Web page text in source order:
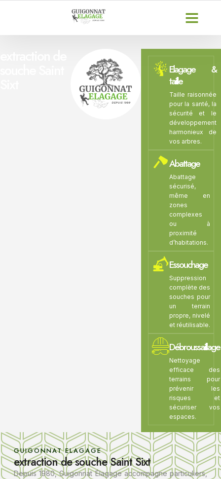
Elagage &
taille
Taille raisonnée
pour la santé, la
sécurité et le
développement
harmonieux de
vos arbres.
Abattage
Abattage
sécurisé,
même en
zones
complexes
ou à
proximité
d’habitations.
Essouchage
Suppression
complète des
souches pour
un terrain
propre, nivelé
et réutilisable.
Débroussaillage
Nettoyage
efficace des
terrains pour
prévenir les
risques et
sécuriser vos
espaces.
GUIGONNAT ELAGAGE
extraction de souche Saint Sixt
Depuis 1980, Guigonnat Élagage accompagne particuliers,